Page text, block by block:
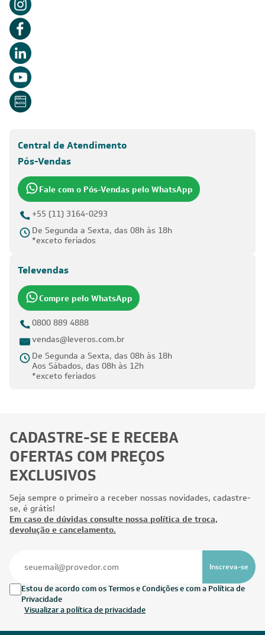
Central de Atendimento
Pós-Vendas
Fale com o Pós-Vendas pelo WhatsApp
+55 (11) 3164-0293
De Segunda a Sexta, das 08h às 18h
*exceto feriados
Televendas
Compre pelo WhatsApp
0800 889 4888
vendas@leveros.com.br
De Segunda a Sexta, das 08h às 18h
Aos Sábados, das 08h às 12h
*exceto feriados
CADASTRE-SE E RECEBA
OFERTAS COM PREÇOS
EXCLUSIVOS
Seja sempre o primeiro a receber nossas novidades, cadastre-
se, é grátis!
Em caso de dúvidas consulte nossa política de troca,
devolução e cancelamento.
Inscreva-se
Estou de acordo com os Termos e Condições e com a Política de
Privacidade
Visualizar a política de privacidade